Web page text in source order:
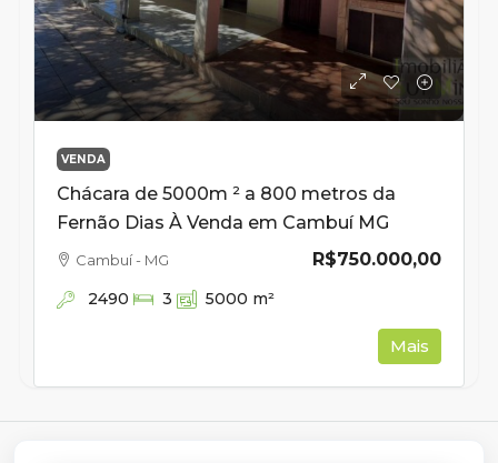
VENDA
Chácara de 5000m ² a 800 metros da
Fernão Dias À Venda em Cambuí MG
R$750.000,00
Cambuí - MG
2490 3 5000 m²
Mais